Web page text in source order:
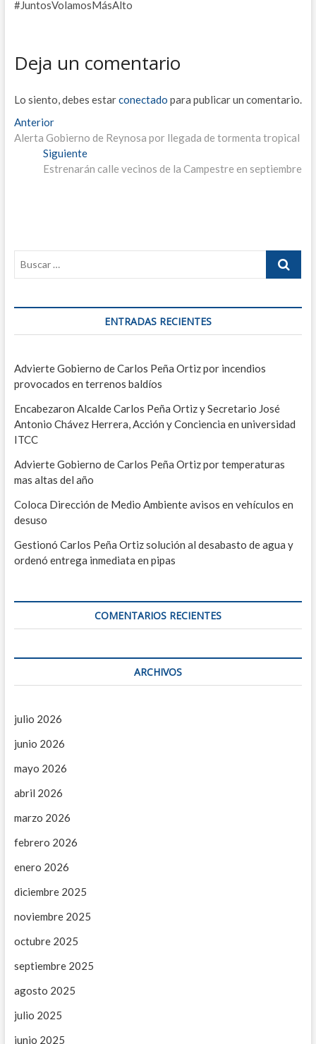
#JuntosVolamosMásAlto
Deja un comentario
Lo siento, debes estarconectado para publicar un comentario.
N
a
c
i
ó
n
e
e
n
t
r
a
d
a
s
AnteriorE
n
t
r
e
i
r
Alerta Gobierno de Reynosa por llegada de tormenta tropical
Siguiente
n
i
u
e
t
e
Estrenarán calle vecinos de la Campestre en septiembre
ENTRADAS RECIENTES
Advierte Gobierno de Carlos Peña Ortiz por incendios
provocados en terrenos baldíos
Encabezaron Alcalde Carlos Peña Ortiz y Secretario José
Antonio Chávez Herrera, Acción y Conciencia en universidad
ITCC
Advierte Gobierno de Carlos Peña Ortiz por temperaturas
mas altas del año
Coloca Dirección de Medio Ambiente avisos en vehículos en
desuso
Gestionó Carlos Peña Ortiz solución al desabasto de agua y
ordenó entrega inmediata en pipas
COMENTARIOS RECIENTES
ARCHIVOS
julio 2026
junio 2026
mayo 2026
abril 2026
marzo 2026
febrero 2026
enero 2026
diciembre 2025
noviembre 2025
octubre 2025
septiembre 2025
agosto 2025
julio 2025
junio 2025